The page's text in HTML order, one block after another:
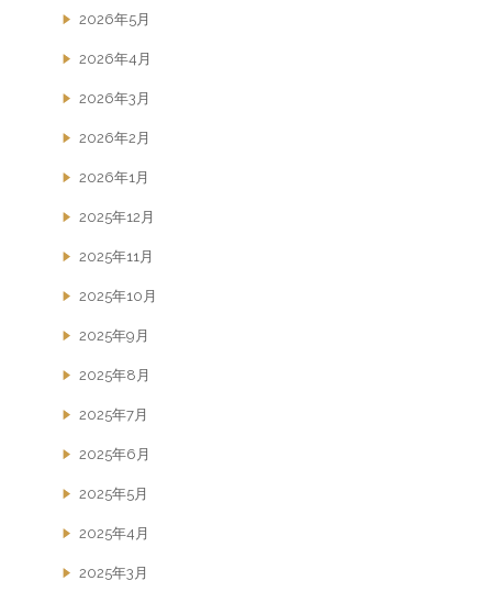
2026年5月
2026年4月
2026年3月
2026年2月
2026年1月
2025年12月
2025年11月
2025年10月
2025年9月
2025年8月
2025年7月
2025年6月
2025年5月
2025年4月
2025年3月